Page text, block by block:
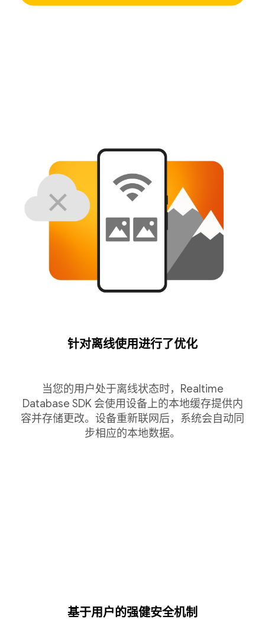
针对离线使用进行了优化
当您的用户处于离线状态时，Realtime
Database SDK 会使用设备上的本地缓存提供内
容并存储更改。设备重新联网后，系统会自动同
步相应的本地数据。
基于用户的强健安全机制